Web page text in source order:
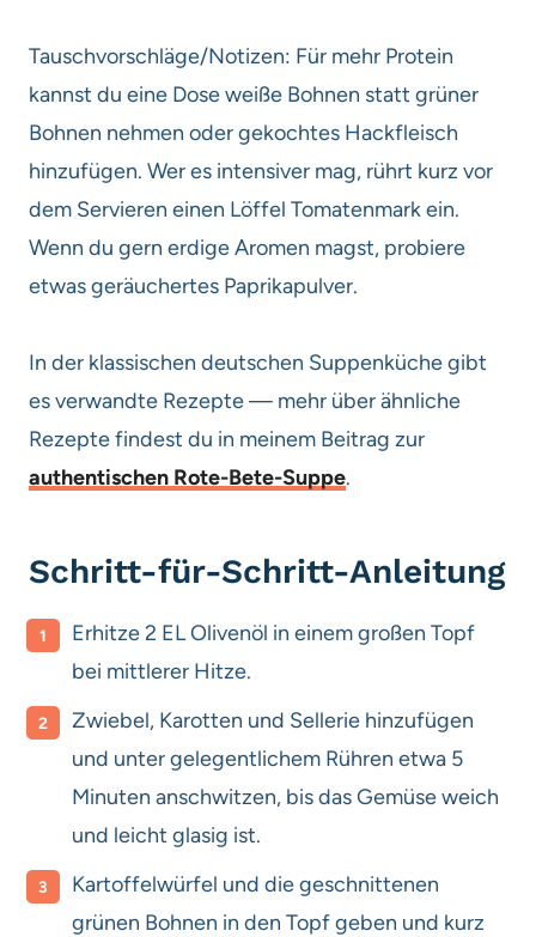
Tauschvorschläge/Notizen: Für mehr Protein
kannst du eine Dose weiße Bohnen statt grüner
Bohnen nehmen oder gekochtes Hackfleisch
hinzufügen. Wer es intensiver mag, rührt kurz vor
dem Servieren einen Löffel Tomatenmark ein.
Wenn du gern erdige Aromen magst, probiere
etwas geräuchertes Paprikapulver.
In der klassischen deutschen Suppenküche gibt
es verwandte Rezepte — mehr über ähnliche
Rezepte findest du in meinem Beitrag zur
authentischen Rote-Bete-Suppe.
Schritt-für-Schritt-Anleitung
Erhitze 2 EL Olivenöl in einem großen Topf
bei mittlerer Hitze.
Zwiebel, Karotten und Sellerie hinzufügen
und unter gelegentlichem Rühren etwa 5
Minuten anschwitzen, bis das Gemüse weich
und leicht glasig ist.
Kartoffelwürfel und die geschnittenen
grünen Bohnen in den Topf geben und kurz